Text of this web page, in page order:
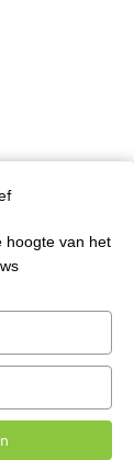
hoogte van het